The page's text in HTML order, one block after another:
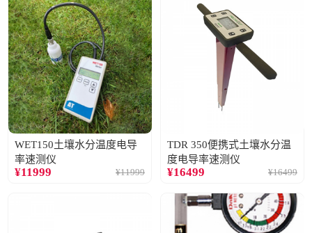
WET150土壤水分温度电导
率速测仪
¥11999 ¥11999
TDR 350便携式土壤水分温
度电导率速测仪
¥16499 ¥16499